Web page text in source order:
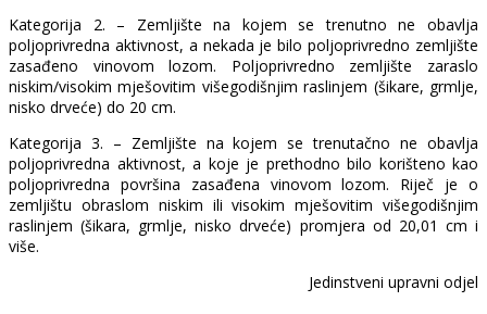
Kategorija 2. – Zemljište na kojem se trenutno ne obavlja
poljoprivredna aktivnost, a nekada je bilo poljoprivredno zemljište
zasađeno vinovom lozom. Poljoprivredno zemljište zaraslo
niskim/visokim mješovitim višegodišnjim raslinjem (šikare, grmlje,
nisko drveće) do 20 cm.
Kategorija 3. – Zemljište na kojem se trenutačno ne obavlja
poljoprivredna aktivnost, a koje je prethodno bilo korišteno kao
poljoprivredna površina zasađena vinovom lozom. Riječ je o
zemljištu obraslom niskim ili visokim mješovitim višegodišnjim
raslinjem (šikara, grmlje, nisko drveće) promjera od 20,01 cm i
više.
Jedinstveni upravni odjel